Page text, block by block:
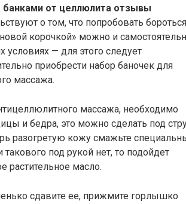
от целлюлита отзывы
о том, что попробовать
корочкой» можно и
условиях — для этого следует
приобрести набор баночек для
массажа.
массажа, необходимо
и бедра, это можно сделать под
разогретую кожу смажьте
под рукой нет, то подойдет
растительное масло.
сдавите ее, прижмите горлышко